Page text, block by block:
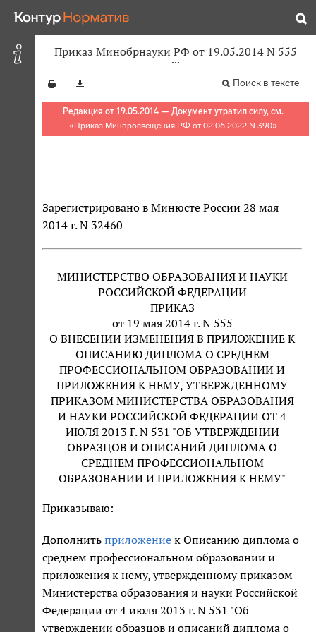
Приказ Минобрнауки РФ от 19.05.2014 N 555
Поиск в тексте
Редакция от 19.05.2014 — Документ утратил силу, см.
«Приказ Минпросвещения РФ от 02.06.2022 N 390»
Зарегистрировано в Минюсте России 28 мая
2014 г. N 32460
МИНИСТЕРСТВО ОБРАЗОВАНИЯ И НАУКИ
РОССИЙСКОЙ ФЕДЕРАЦИИ
ПРИКАЗ
от 19 мая 2014 г. N 555
О ВНЕСЕНИИ ИЗМЕНЕНИЯ В ПРИЛОЖЕНИЕ К
ОПИСАНИЮ ДИПЛОМА О СРЕДНЕМ
ПРОФЕССИОНАЛЬНОМ ОБРАЗОВАНИИ И
ПРИЛОЖЕНИЯ К НЕМУ, УТВЕРЖДЕННОМУ
ПРИКАЗОМ МИНИСТЕРСТВА ОБРАЗОВАНИЯ
И НАУКИ РОССИЙСКОЙ ФЕДЕРАЦИИ ОТ 4
ИЮЛЯ 2013 Г. N 531 "ОБ УТВЕРЖДЕНИИ
ОБРАЗЦОВ И ОПИСАНИЙ ДИПЛОМА О
СРЕДНЕМ ПРОФЕССИОНАЛЬНОМ
ОБРАЗОВАНИИ И ПРИЛОЖЕНИЯ К НЕМУ"
Приказываю:
Дополнить приложение к Описанию диплома о
среднем профессиональном образовании и
приложения к нему, утвержденному приказом
Министерства образования и науки Российской
Федерации от 4 июля 2013 г. N 531 "Об
утверждении образцов и описаний диплома о